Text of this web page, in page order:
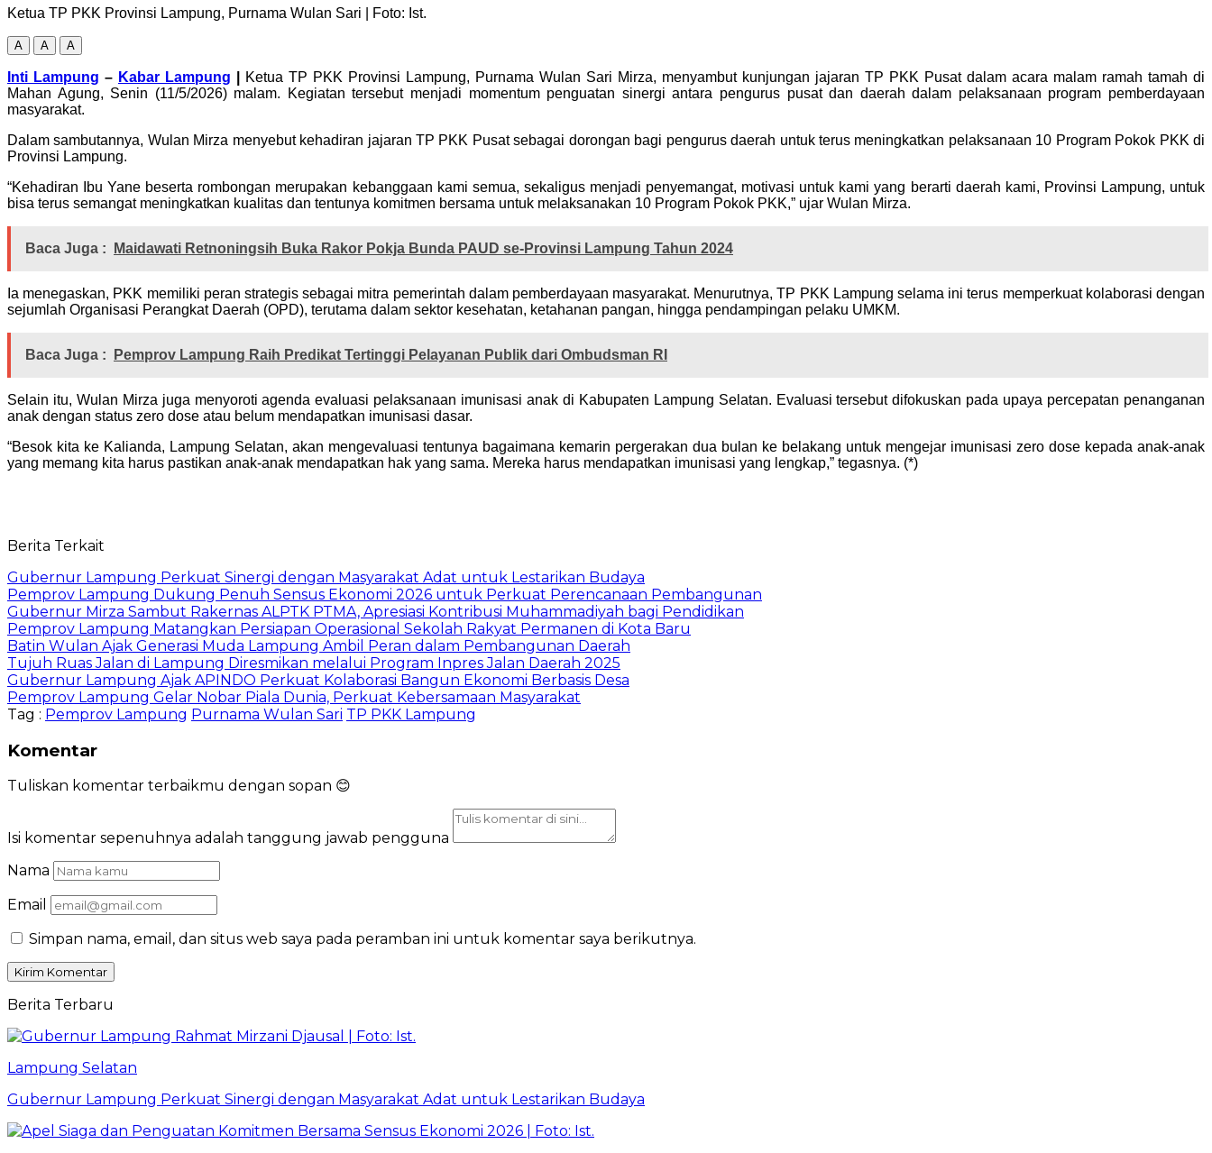
Ketua TP PKK Provinsi Lampung, Purnama Wulan Sari | Foto: Ist.
A A A
Inti Lampung – Kabar Lampung
Ketua TP PKK Provinsi Lampung, Purnama Wulan Sari Mirza, menyambut kunjungan jajaran TP PKK Pusat dalam acara malam ramah tamah di
Mahan Agung, Senin (11/5/2026) malam. Kegiatan tersebut menjadi momentum penguatan sinergi antara pengurus pusat dan daerah dalam pelaksanaan program pemberdayaan
masyarakat.
Dalam sambutannya, Wulan Mirza menyebut kehadiran jajaran TP PKK Pusat sebagai dorongan bagi pengurus daerah untuk terus meningkatkan pelaksanaan 10 Program Pokok PKK di
Provinsi Lampung.
“Kehadiran Ibu Yane beserta rombongan merupakan kebanggaan kami semua, sekaligus menjadi penyemangat, motivasi untuk kami yang berarti daerah kami, Provinsi Lampung, untuk
bisa terus semangat meningkatkan kualitas dan tentunya komitmen bersama untuk melaksanakan 10 Program Pokok PKK,” ujar Wulan Mirza.
Baca Juga : Maidawati Retnoningsih Buka Rakor Pokja Bunda PAUD se-Provinsi Lampung Tahun 2024
Ia menegaskan, PKK memiliki peran strategis sebagai mitra pemerintah dalam pemberdayaan masyarakat. Menurutnya, TP PKK Lampung selama ini terus memperkuat kolaborasi dengan
sejumlah Organisasi Perangkat Daerah (OPD), terutama dalam sektor kesehatan, ketahanan pangan, hingga pendampingan pelaku UMKM.
Baca Juga : Pemprov Lampung Raih Predikat Tertinggi Pelayanan Publik dari Ombudsman RI
Selain itu, Wulan Mirza juga menyoroti agenda evaluasi pelaksanaan imunisasi anak di Kabupaten Lampung Selatan. Evaluasi tersebut difokuskan pada upaya percepatan penanganan
anak dengan status zero dose atau belum mendapatkan imunisasi dasar.
“Besok kita ke Kalianda, Lampung Selatan, akan mengevaluasi tentunya bagaimana kemarin pergerakan dua bulan ke belakang untuk mengejar imunisasi zero dose kepada anak-anak
yang memang kita harus pastikan anak-anak mendapatkan hak yang sama. Mereka harus mendapatkan imunisasi yang lengkap,” tegasnya. (*)
Berita Terkait
Gubernur Lampung Perkuat Sinergi dengan Masyarakat Adat untuk Lestarikan Budaya
Pemprov Lampung Dukung Penuh Sensus Ekonomi 2026 untuk Perkuat Perencanaan Pembangunan
Gubernur Mirza Sambut Rakernas ALPTK PTMA, Apresiasi Kontribusi Muhammadiyah bagi Pendidikan
Pemprov Lampung Matangkan Persiapan Operasional Sekolah Rakyat Permanen di Kota Baru
Batin Wulan Ajak Generasi Muda Lampung Ambil Peran dalam Pembangunan Daerah
Tujuh Ruas Jalan di Lampung Diresmikan melalui Program Inpres Jalan Daerah 2025
Gubernur Lampung Ajak APINDO Perkuat Kolaborasi Bangun Ekonomi Berbasis Desa
Pemprov Lampung Gelar Nobar Piala Dunia, Perkuat Kebersamaan Masyarakat
Tag : Pemprov Lampung Purnama Wulan Sari TP PKK Lampung
Komentar
Tuliskan komentar terbaikmu dengan sopan 😊
Isi komentar sepenuhnya adalah tanggung jawab pengguna
Nama
Email
Simpan nama, email, dan situs web saya pada peramban ini untuk komentar saya berikutnya.
Berita Terbaru
Lampung Selatan
Gubernur Lampung Perkuat Sinergi dengan Masyarakat Adat untuk Lestarikan Budaya